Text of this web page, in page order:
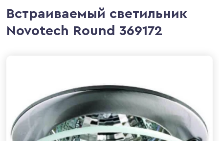
Встраиваемый светильник
Novotech Round 369172